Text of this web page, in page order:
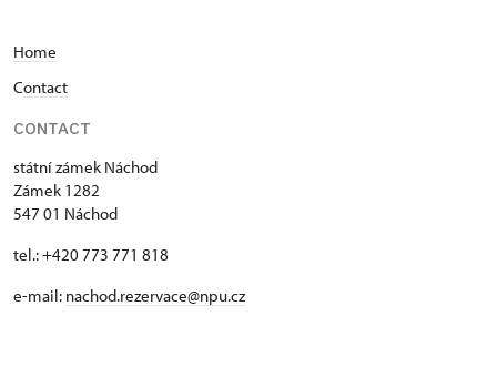
Home
Contact
CONTACT
státní zámek Náchod
Zámek 1282
547 01 Náchod
tel.: +420 773 771 818
e-mail: nachod.rezervace@npu.cz